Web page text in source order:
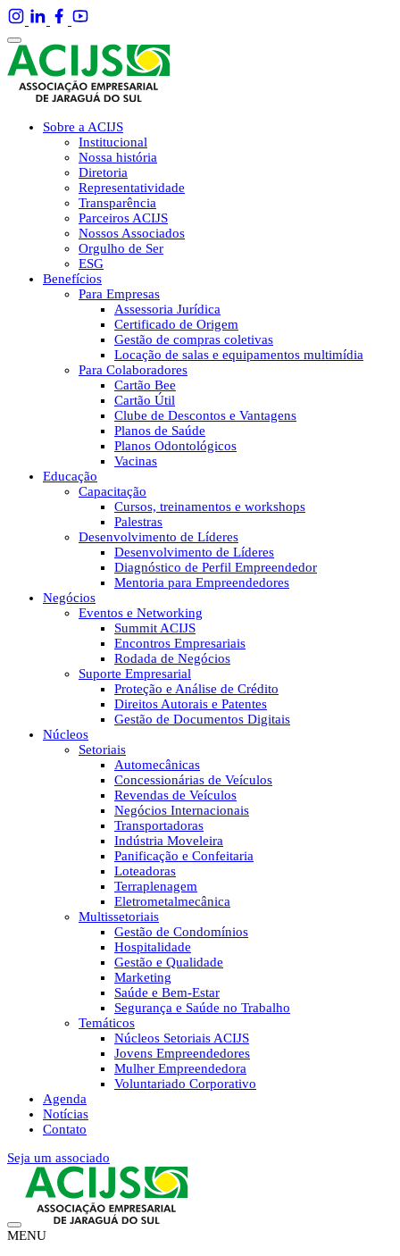
Sobre a ACIJS
Institucional
Nossa história
Diretoria
Representatividade
Transparência
Parceiros ACIJS
Nossos Associados
Orgulho de Ser
ESG
Benefícios
Para Empresas
Assessoria Jurídica
Certificado de Origem
Gestão de compras coletivas
Locação de salas e equipamentos multimídia
Para Colaboradores
Cartão Bee
Cartão Útil
Clube de Descontos e Vantagens
Planos de Saúde
Planos Odontológicos
Vacinas
Educação
Capacitação
Cursos, treinamentos e workshops
Palestras
Desenvolvimento de Líderes
Desenvolvimento de Líderes
Diagnóstico de Perfil Empreendedor
Mentoria para Empreendedores
Negócios
Eventos e Networking
Summit ACIJS
Encontros Empresariais
Rodada de Negócios
Suporte Empresarial
Proteção e Análise de Crédito
Direitos Autorais e Patentes
Gestão de Documentos Digitais
Núcleos
Setoriais
Automecânicas
Concessionárias de Veículos
Revendas de Veículos
Negócios Internacionais
Transportadoras
Indústria Moveleira
Panificação e Confeitaria
Loteadoras
Terraplenagem
Eletrometalmecânica
Multissetoriais
Gestão de Condomínios
Hospitalidade
Gestão e Qualidade
Marketing
Saúde e Bem-Estar
Segurança e Saúde no Trabalho
Temáticos
Núcleos Setoriais ACIJS
Jovens Empreendedores
Mulher Empreendedora
Voluntariado Corporativo
Agenda
Notícias
Contato
Seja um associado
MENU